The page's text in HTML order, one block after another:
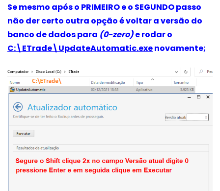
Se mesmo após o PRIMEIRO e o SEGUNDO passo
não der certo outra opção é voltar a versão do
banco de dados para (0-zero)e rodar o
C:\ETrade\UpdateAutomatic.exenovamente;